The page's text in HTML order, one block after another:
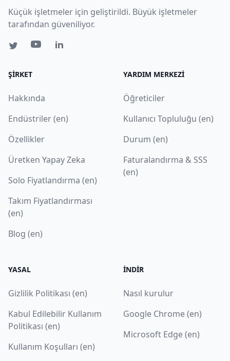
Küçük işletmeler için geliştirildi. Büyük işletmeler
tarafından güveniliyor.
ŞIRKET
Hakkında
Endüstriler (en)
Özellikler
Üretken Yapay Zeka
Solo Fiyatlandırma (en)
Takım Fiyatlandırması
(en)
Blog (en)
YARDIM MERKEZI
Öğreticiler
Kullanıcı Topluluğu (en)
Durum (en)
Faturalandırma & SSS
(en)
YASAL
Gizlilik Politikası (en)
Kabul Edilebilir Kullanım
Politikası (en)
Kullanım Koşulları (en)
İNDIR
Nasıl kurulur
Google Chrome (en)
Microsoft Edge (en)